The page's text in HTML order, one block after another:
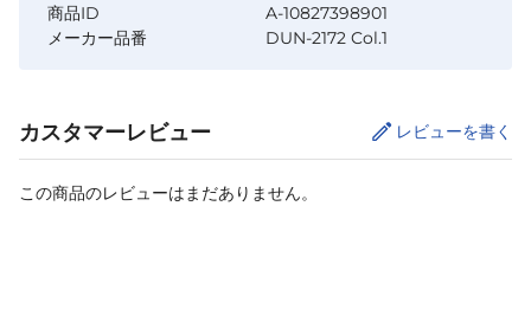
商品ID
A-10827398901
メーカー品番
DUN-2172 Col.1
カスタマーレビュー レビューを書く
この商品のレビューはまだありません。